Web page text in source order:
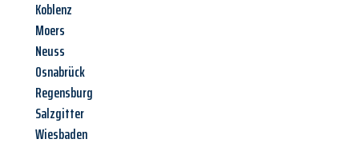
Koblenz
Moers
Neuss
Osnabrück
Regensburg
Salzgitter
Wiesbaden